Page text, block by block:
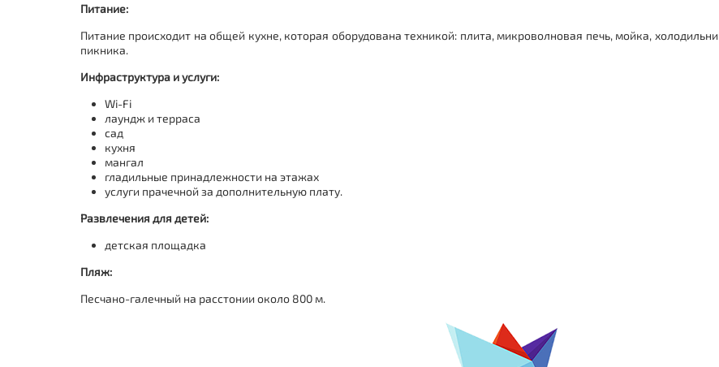
Питание:
Питание происходит на общей кухне, которая оборудована техникой: плита, микроволновая печь, мойка,
пикника.
Инфраструктура и услуги:
Wi-Fi
лаундж и терраса
сад
кухня
мангал
гладильные принадлежности на этажах
услуги прачечной за дополнительную плату.
Развлечения для детей:
детская площадка
Пляж:
Песчано-галечный на расстонии около 800 м.